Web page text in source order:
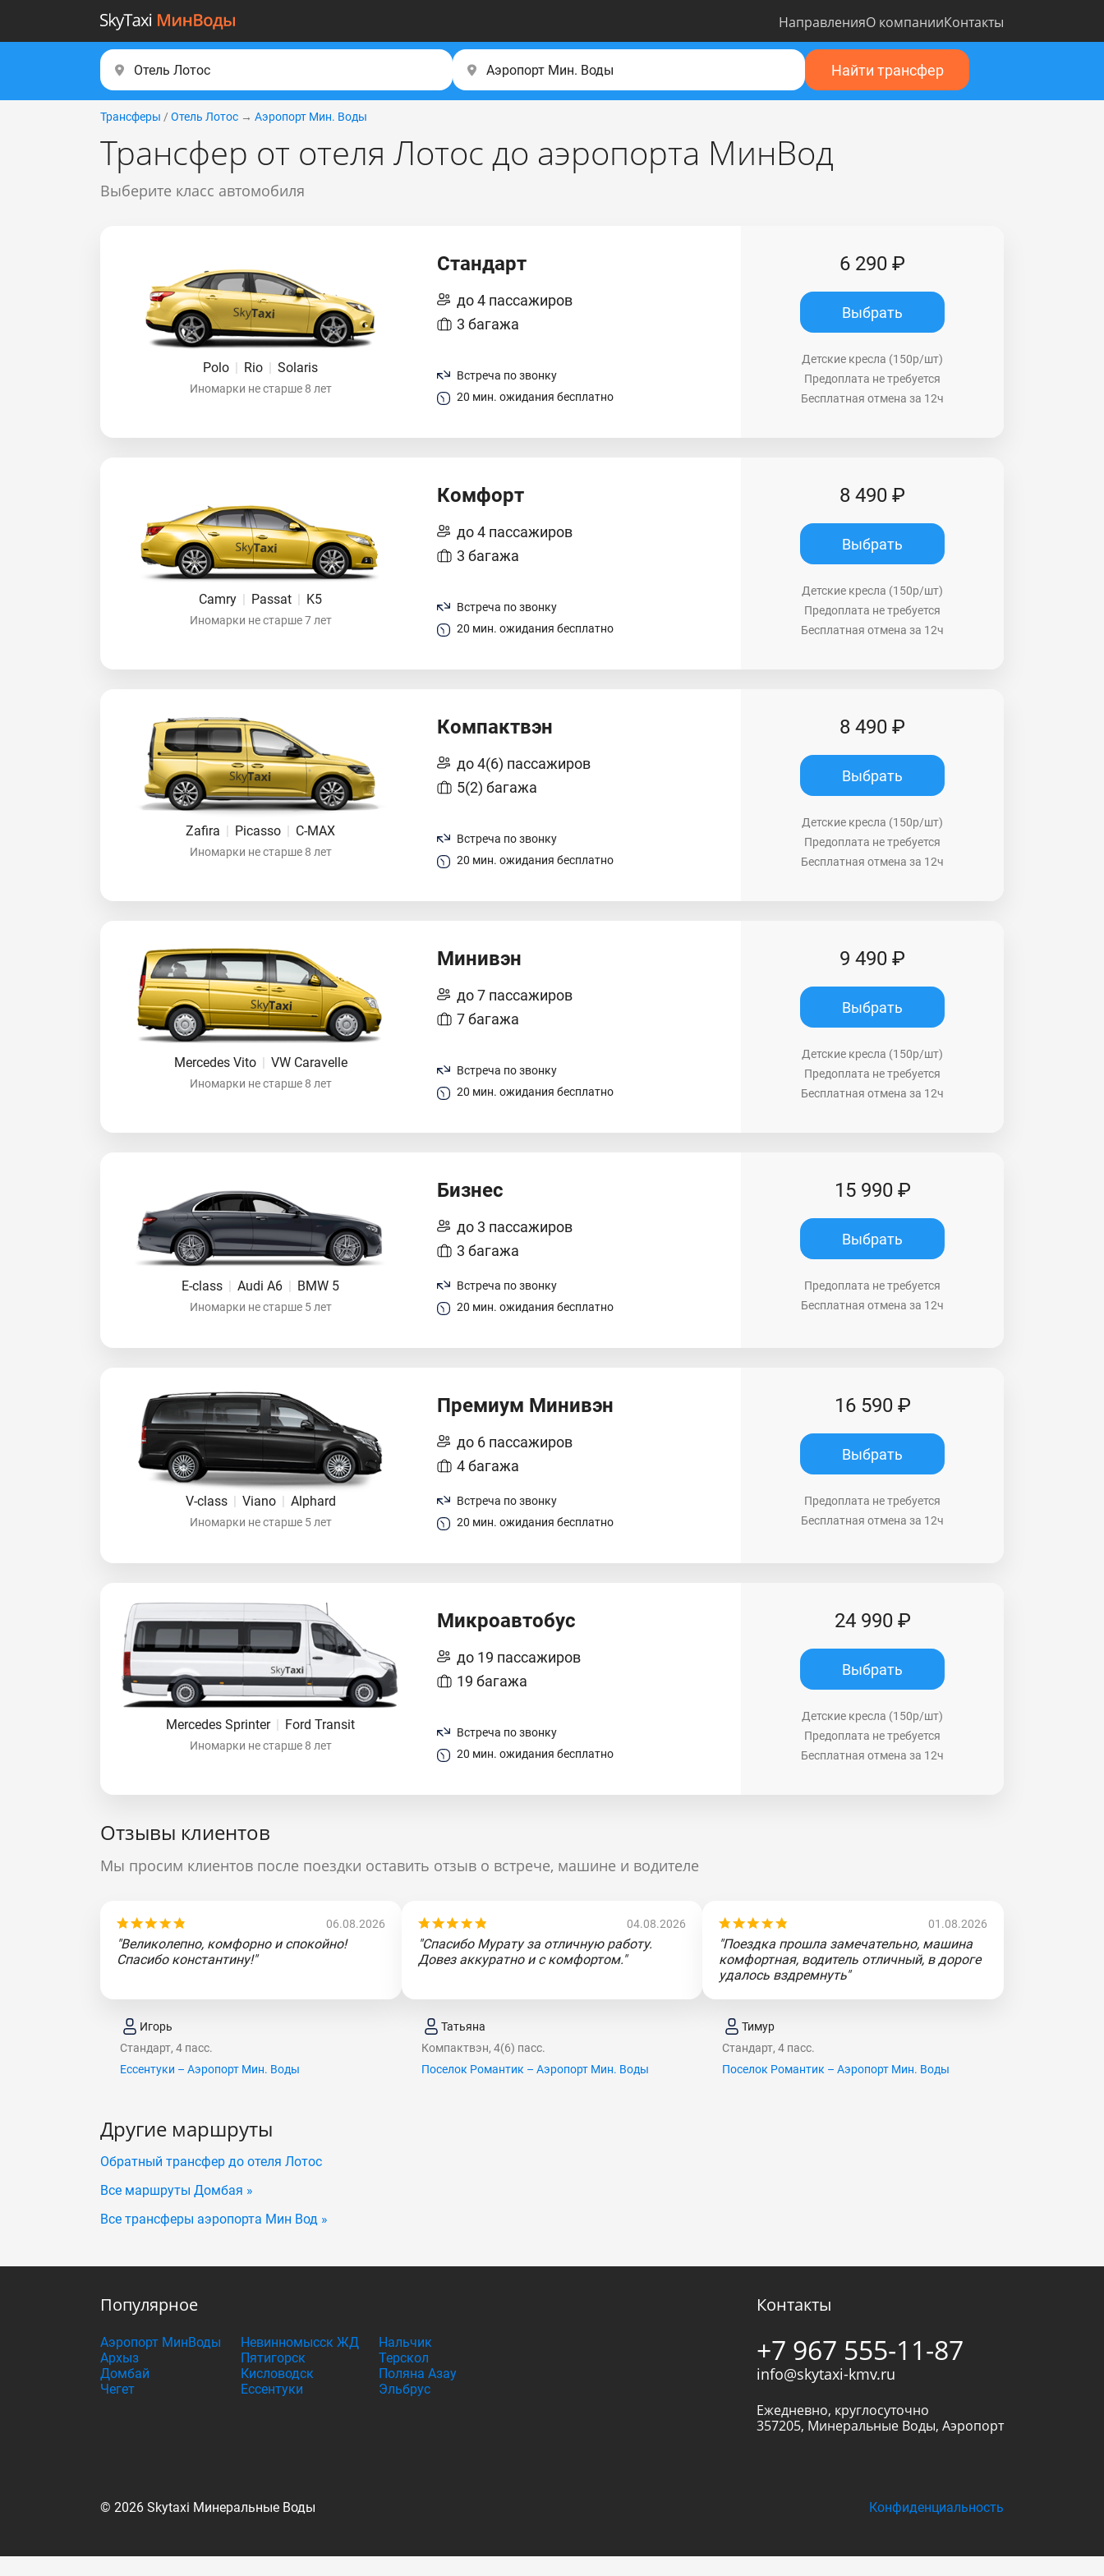
НаправленияО компанииКонтакты
Найти трансфер
Трансферы / Отель Лотос → Аэропорт Мин. Воды
Трансфер от отеля Лотос до аэропорта МинВод
Выберите класс автомобиля
Polo | Rio | Solaris
Иномарки не старше 8 лет
Стандарт
до 4 пассажиров
3 багажа
Встреча по звонку
20 мин. ожидания бесплатно
6 290 ₽
Выбрать
Детские кресла (150р/шт)
Предоплата не требуется
Бесплатная отмена за 12ч
Camry | Passat | K5
Иномарки не старше 7 лет
Комфорт
до 4 пассажиров
3 багажа
Встреча по звонку
20 мин. ожидания бесплатно
8 490 ₽
Выбрать
Детские кресла (150р/шт)
Предоплата не требуется
Бесплатная отмена за 12ч
Zafira | Picasso | C-MAX
Иномарки не старше 8 лет
Компактвэн
до 4(6) пассажиров
5(2) багажа
Встреча по звонку
20 мин. ожидания бесплатно
8 490 ₽
Выбрать
Детские кресла (150р/шт)
Предоплата не требуется
Бесплатная отмена за 12ч
Mercedes Vito | VW Caravelle
Иномарки не старше 8 лет
Минивэн
до 7 пассажиров
7 багажа
Встреча по звонку
20 мин. ожидания бесплатно
9 490 ₽
Выбрать
Детские кресла (150р/шт)
Предоплата не требуется
Бесплатная отмена за 12ч
E-class | Audi A6 | BMW 5
Иномарки не старше 5 лет
Бизнес
до 3 пассажиров
3 багажа
Встреча по звонку
20 мин. ожидания бесплатно
15 990 ₽
Выбрать
Предоплата не требуется
Бесплатная отмена за 12ч
V-class | Viano | Alphard
Иномарки не старше 5 лет
Премиум Минивэн
до 6 пассажиров
4 багажа
Встреча по звонку
20 мин. ожидания бесплатно
16 590 ₽
Выбрать
Предоплата не требуется
Бесплатная отмена за 12ч
Mercedes Sprinter | Ford Transit
Иномарки не старше 8 лет
Микроавтобус
до 19 пассажиров
19 багажа
Встреча по звонку
20 мин. ожидания бесплатно
24 990 ₽
Выбрать
Детские кресла (150р/шт)
Предоплата не требуется
Бесплатная отмена за 12ч
Отзывы клиентов
Мы просим клиентов после поездки оставить отзыв о встрече, машине и водителе
06.08.2026
"Великолепно, комфорно и спокойно!
Спасибо константину!"
Игорь
Стандарт, 4 пасс.
Ессентуки – Аэропорт Мин. Воды
04.08.2026
"Спасибо Мурату за отличную работу.
Довез аккуратно и с комфортом."
Татьяна
Компактвэн, 4(6) пасс.
Поселок Романтик – Аэропорт Мин. Воды
01.08.2026
"Поездка прошла замечательно, машина
комфортная, водитель отличный, в дороге
удалось вздремнуть"
Тимур
Стандарт, 4 пасс.
Поселок Романтик – Аэропорт Мин. Воды
Другие маршруты
Обратный трансфер до отеля Лотос
Все маршруты Домбая »
Все трансферы аэропорта Мин Вод »
Популярное
Аэропорт МинВоды
Архыз
Домбай
Чегет
Невинномысск ЖД
Пятигорск
Кисловодск
Ессентуки
Нальчик
Терскол
Поляна Азау
Эльбрус
Контакты
+7 967 555-11-87
info@skytaxi-kmv.ru
Ежедневно, круглосуточно
357205, Минеральные Воды, Аэропорт
© 2026 Skytaxi Минеральные Воды Конфиденциальность